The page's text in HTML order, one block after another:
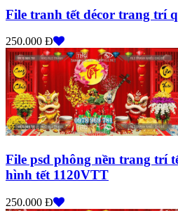
File tranh tết décor trang trí
250.000 Đ
File psd phông nền trang trí
hình tết 1120VTT
250.000 Đ